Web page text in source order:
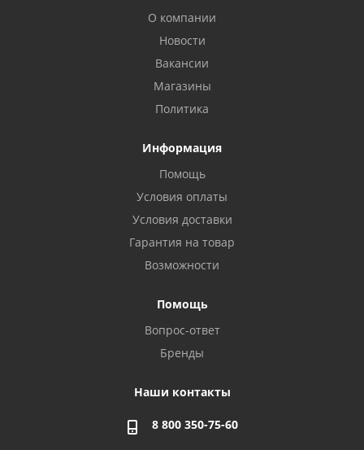
О компании
Новости
Вакансии
Магазины
Политика
Информация
Помощь
Условия оплаты
Условия доставки
Гарантия на товар
Возможности
Помощь
Вопрос-ответ
Бренды
Наши контакты
8 800 350-75-60